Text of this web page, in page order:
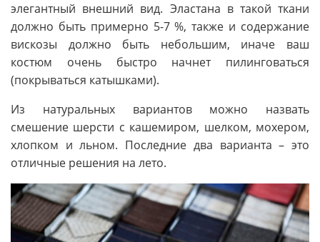
элегантный внешний вид. Эластана в такой ткани
должно быть примерно 5-7 %, также и содержание
вискозы должно быть небольшим, иначе ваш
костюм очень быстро начнет пилинговаться
(покрываться катышками).
Из натуральных вариантов можно назвать
смешение шерсти с кашемиром, шелком, мохером,
хлопком и льном. Последние два варианта – это
отличные решения на лето.